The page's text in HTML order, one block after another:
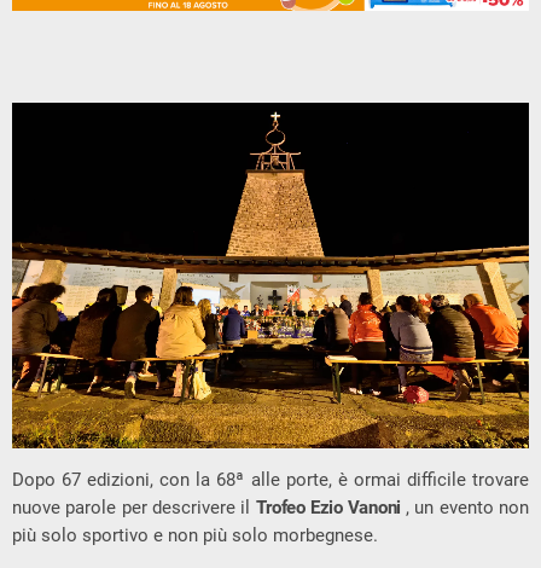
Dopo 67 edizioni, con la 68ª alle porte, è ormai difficile trovare
nuove parole per descrivere il Trofeo Ezio Vanoni , un evento non
più solo sportivo e non più solo morbegnese.